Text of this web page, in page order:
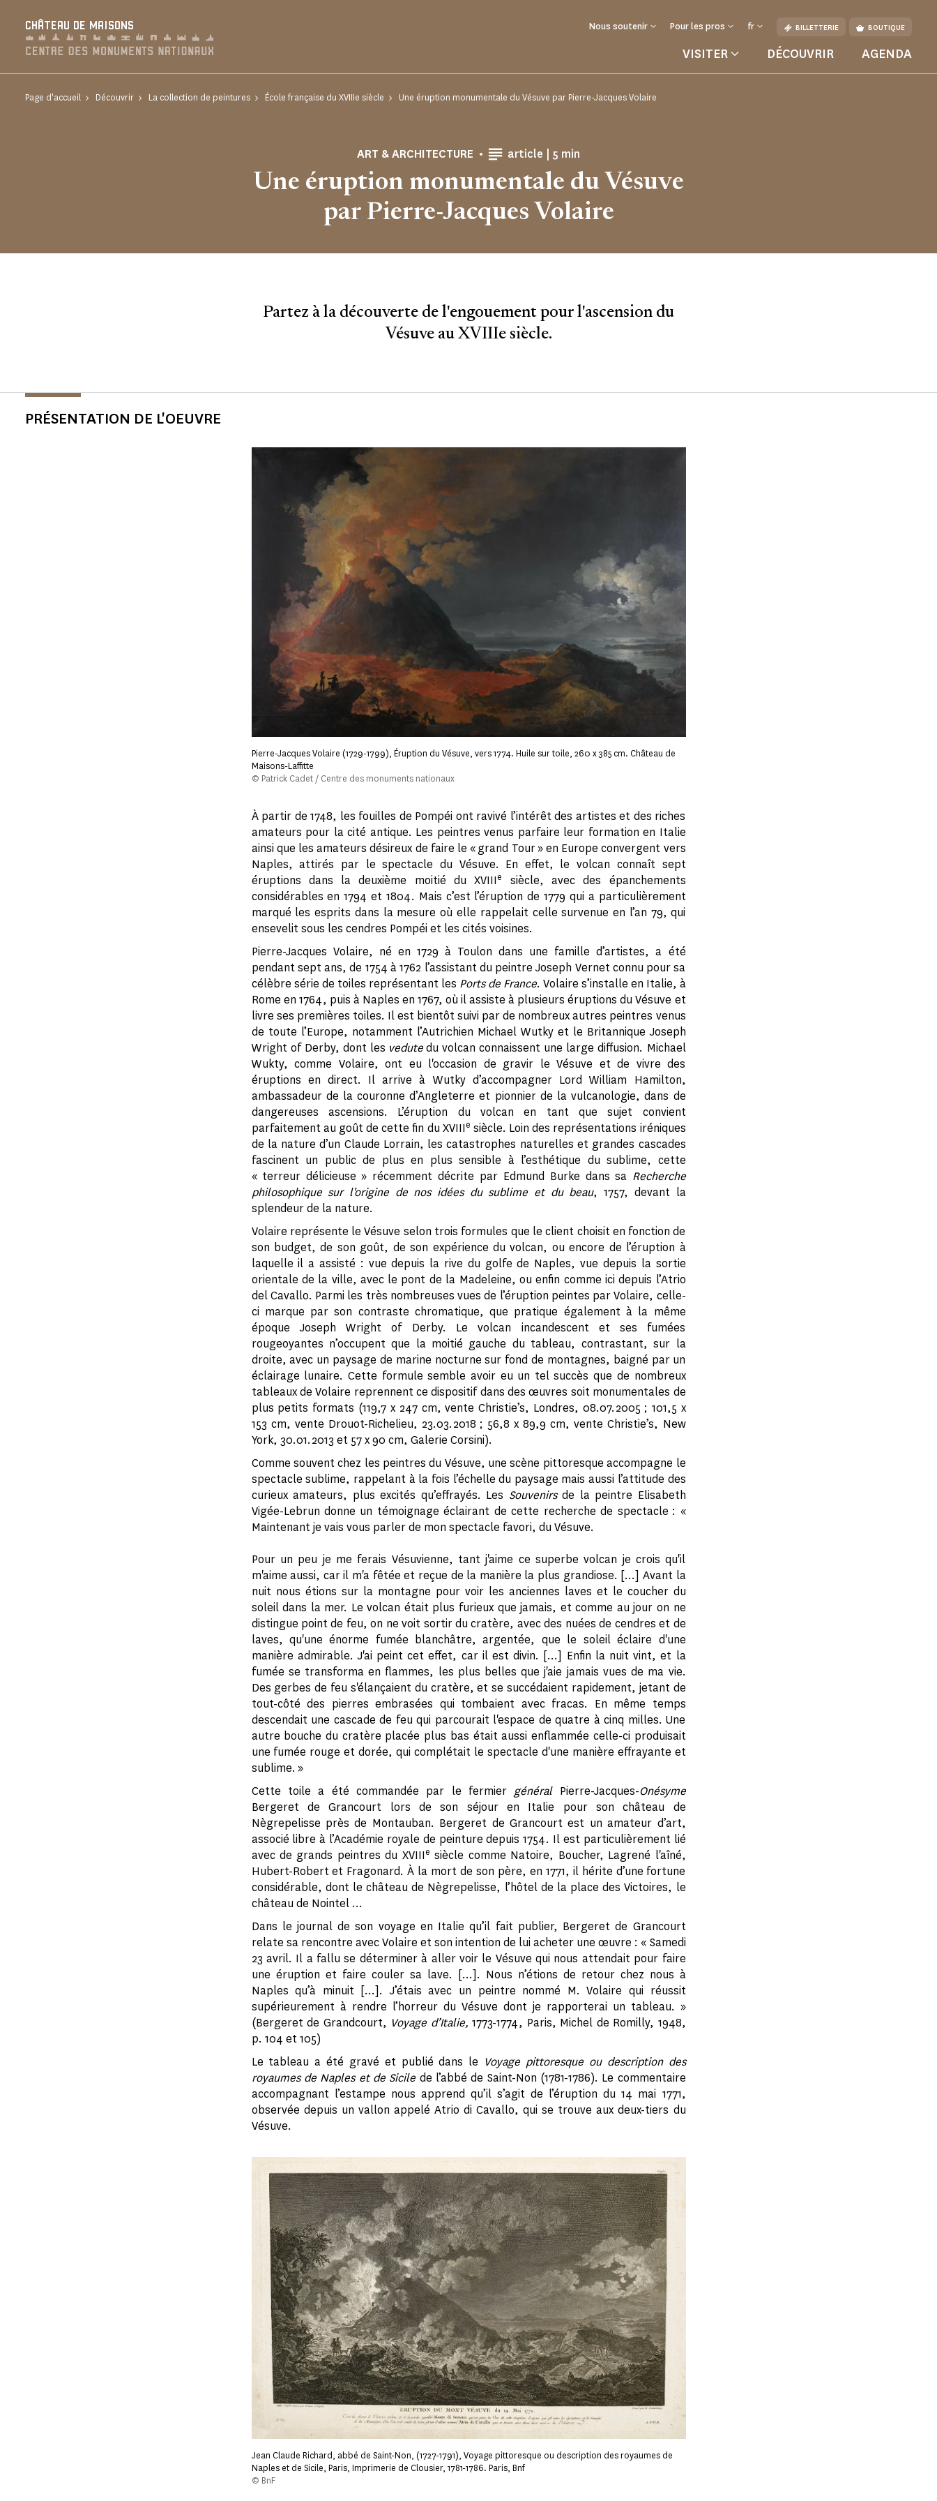
CHÂTEAU DE MAISONS Nous soutenir Pour les pros fr BILLETTERIE BOUTIQUE
VISITER DÉCOUVRIR AGENDA
Page d'accueil Découvrir La collection de peintures École française du XVIIIe siècle Une éruption monumentale du Vésuve par Pierre-Jacques Volaire
ART & ARCHITECTURE article | Temps de Lecture
5 min
Une éruption monumentale du Vésuve
par Pierre-Jacques Volaire
Partez à la découverte de l'engouement pour l'ascension du
Vésuve au XVIIIe siècle.
PRÉSENTATION DE L'OEUVRE
Pierre-Jacques Volaire (1729-1799), Éruption du Vésuve, vers 1774. Huile sur toile, 260 x 385 cm. Château de
Maisons-Laffitte
© Patrick Cadet / Centre des monuments nationaux
À partir de 1748, les fouilles de Pompéi ont ravivé l’intérêt des artistes et des riches
amateurs pour la cité antique. Les peintres venus parfaire leur formation en Italie
ainsi que les amateurs désireux de faire le « grand Tour » en Europe convergent vers
Naples, attirés par le spectacle du Vésuve. En effet, le volcan connaît sept
éruptions dans la deuxième moitié du XVIIIe
siècle, avec des épanchements
considérables en 1794 et 1804. Mais c’est l’éruption de 1779 qui a particulièrement
marqué les esprits dans la mesure où elle rappelait celle survenue en l’an 79, qui
ensevelit sous les cendres Pompéi et les cités voisines.
Pierre-Jacques Volaire, né en 1729 à Toulon dans une famille d’artistes, a été
pendant sept ans, de 1754 à 1762 l’assistant du peintre Joseph Vernet connu pour sa
célèbre série de toiles représentant les Ports de France. Volaire s’installe en Italie, à
Rome en 1764, puis à Naples en 1767, où il assiste à plusieurs éruptions du Vésuve et
livre ses premières toiles. Il est bientôt suivi par de nombreux autres peintres venus
de toute l’Europe, notamment l’Autrichien Michael Wutky et le Britannique Joseph
Wright of Derby, dont les vedutedu volcan connaissent une large diffusion. Michael
Wukty, comme Volaire, ont eu l'occasion de gravir le Vésuve et de vivre des
éruptions en direct. Il arrive à Wutky d’accompagner Lord William Hamilton,
ambassadeur de la couronne d’Angleterre et pionnier de la vulcanologie, dans de
dangereuses ascensions. L’éruption du volcan en tant que sujet convient
parfaitement au goût de cette fin du XVIIIe siècle. Loin des représentations iréniques
de la nature d’un Claude Lorrain, les catastrophes naturelles et grandes cascades
fascinent un public de plus en plus sensible à l’esthétique du sublime, cette
« terreur délicieuse » récemment décrite par Edmund Burke dans sa Recherche
philosophique sur l'origine de nos idées du sublime et du beau, 1757, devant la
splendeur de la nature.
Volaire représente le Vésuve selon trois formules que le client choisit en fonction de
son budget, de son goût, de son expérience du volcan, ou encore de l’éruption à
laquelle il a assisté : vue depuis la rive du golfe de Naples, vue depuis la sortie
orientale de la ville, avec le pont de la Madeleine, ou enfin comme ici depuis l’Atrio
del Cavallo. Parmi les très nombreuses vues de l’éruption peintes par Volaire, celle-
ci marque par son contraste chromatique, que pratique également à la même
époque Joseph Wright of Derby. Le volcan incandescent et ses fumées
rougeoyantes n’occupent que la moitié gauche du tableau, contrastant, sur la
droite, avec un paysage de marine nocturne sur fond de montagnes, baigné par un
éclairage lunaire. Cette formule semble avoir eu un tel succès que de nombreux
tableaux de Volaire reprennent ce dispositif dans des œuvres soit monumentales de
plus petits formats (119,7 x 247 cm, vente Christie’s, Londres, 08.07.2005 ; 101,5 x
153 cm, vente Drouot-Richelieu, 23.03.2018 ; 56,8 x 89,9 cm, vente Christie’s, New
York, 30.01.2013 et 57 x 90 cm, Galerie Corsini).
Comme souvent chez les peintres du Vésuve, une scène pittoresque accompagne le
spectacle sublime, rappelant à la fois l’échelle du paysage mais aussi l’attitude des
curieux amateurs, plus excités qu’effrayés. Les Souvenirsde la peintre Elisabeth
Vigée-Lebrun donne un témoignage éclairant de cette recherche de spectacle : «
Maintenant je vais vous parler de mon spectacle favori, du Vésuve.
Pour un peu je me ferais Vésuvienne, tant j'aime ce superbe volcan je crois qu'il
m'aime aussi, car il m'a fêtée et reçue de la manière la plus grandiose. […] Avant la
nuit nous étions sur la montagne pour voir les anciennes laves et le coucher du
soleil dans la mer. Le volcan était plus furieux que jamais, et comme au jour on ne
distingue point de feu, on ne voit sortir du cratère, avec des nuées de cendres et de
laves, qu'une énorme fumée blanchâtre, argentée, que le soleil éclaire d'une
manière admirable. J'ai peint cet effet, car il est divin. […] Enfin la nuit vint, et la
fumée se transforma en flammes, les plus belles que j'aie jamais vues de ma vie.
Des gerbes de feu s'élançaient du cratère, et se succédaient rapidement, jetant de
tout-côté des pierres embrasées qui tombaient avec fracas. En même temps
descendait une cascade de feu qui parcourait l'espace de quatre à cinq milles. Une
autre bouche du cratère placée plus bas était aussi enflammée celle-ci produisait
une fumée rouge et dorée, qui complétait le spectacle d'une manière effrayante et
sublime. »
Cette toile a été commandée par le fermiergénéral Pierre-Jacques-Onésyme
Bergeret de Grancourt lors de son séjour en Italie pour son château de
Nègrepelisse près de Montauban. Bergeret de Grancourt est un amateur d’art,
associé libre à l’Académie royale de peinture depuis 1754. Il est particulièrement lié
avec de grands peintres du XVIIIe siècle comme Natoire, Boucher, Lagrené l'aîné,
Hubert-Robert et Fragonard. À la mort de son père, en 1771, il hérite d’une fortune
considérable, dont le château de Nègrepelisse, l’hôtel de la place des Victoires, le
château de Nointel ...
Dans le journal de son voyage en Italie qu’il fait publier, Bergeret de Grancourt
relate sa rencontre avec Volaire et son intention de lui acheter une œuvre : « Samedi
23 avril. Il a fallu se déterminer à aller voir le Vésuve qui nous attendait pour faire
une éruption et faire couler sa lave. […]. Nous n’étions de retour chez nous à
Naples qu’à minuit [...]. J’étais avec un peintre nommé M. Volaire qui réussit
supérieurement à rendre l’horreur du Vésuve dont je rapporterai un tableau. »
(Bergeret de Grandcourt, Voyage d’Italie, 1773-1774, Paris, Michel de Romilly, 1948,
p. 104 et 105)
Le tableau a été gravé et publié dans le Voyage pittoresque ou description des
royaumes de Naples et de Sicile de l’abbé de Saint-Non (1781-1786). Le commentaire
accompagnant l’estampe nous apprend qu’il s’agit de l’éruption du 14 mai 1771,
observée depuis un vallon appelé Atrio di Cavallo, qui se trouve aux deux-tiers du
Vésuve.
Jean Claude Richard, abbé de Saint-Non, (1727-1791), Voyage pittoresque ou description des royaumes de
Naples et de Sicile, Paris, Imprimerie de Clousier, 1781-1786. Paris, Bnf
© BnF